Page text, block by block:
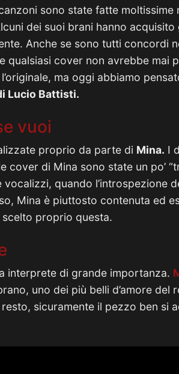
sono state fatte moltissime
dei suoi brani hanno acquisito
Anche se sono tutti concordi
qualsiasi cover non avrebbe mai
ma oggi abbiamo
Lucio Battisti.
vuoi
proprio da parte di Mina. I
di Mina sono state un po’
quando l’introspezione
Mina è piuttosto contenuta ed
proprio questa.
interprete di grande importanza.
uno dei più belli d’amore del
sicuramente il pezzo ben si